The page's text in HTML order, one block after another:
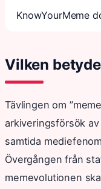
KnowYourMeme
Vilken
Tävlingen om
arkiveringsförsök
samtida
Övergången från
memevolutionen